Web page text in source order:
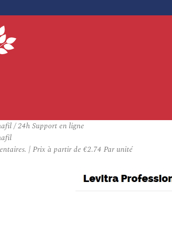
/ 24h Support en ligne
|Prix à partir de €2.74 Par unité